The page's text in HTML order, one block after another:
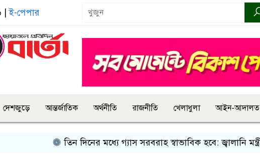
|ই-পেপার
দেশজুড়ে আন্তর্জাতিক অর্থনীতি রাজনীতি খেলাধুলা আইন-আদালত
তিন দিনের মধ্যে গ্যাস সরবরাহ স্বাভাবিক হবে: জ্বালানি মন্ত্রী